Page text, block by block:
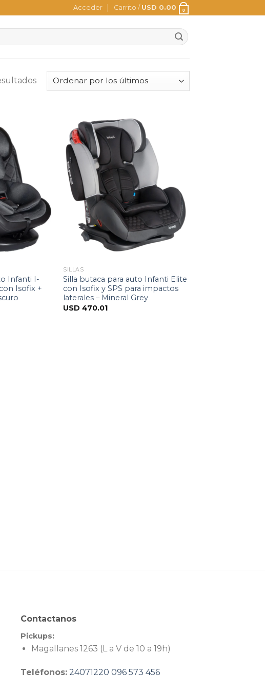
Acceder Carrito / USD 0.00 0
Infanti I-
Isofix +
SILLAS
Silla butaca para auto Infanti Elite
con Isofix y SPS para impactos
laterales – Mineral Grey
USD470.01
Contactanos
Pickups:
Magallanes 1263 (L a V de 10 a 19h)
Teléfonos: 24071220 096 573 456